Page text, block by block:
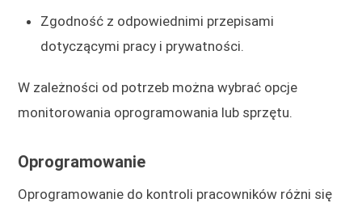
Zgodność z odpowiednimi przepisami
dotyczącymi pracy i prywatności.
W zależności od potrzeb można wybrać opcje
monitorowania oprogramowania lub sprzętu.
Oprogramowanie
Oprogramowanie do kontroli pracowników różni się